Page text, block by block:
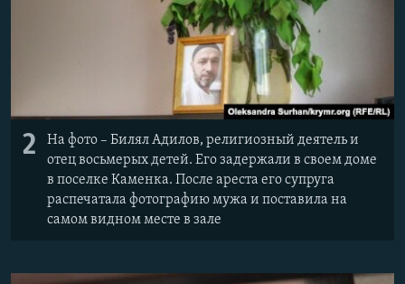
2
На фото – Билял Адилов, религиозный деятель и
отец восьмерых детей. Его задержали в своем доме
в поселке Каменка. После ареста его супруга
распечатала фотографию мужа и поставила на
самом видном месте в зале